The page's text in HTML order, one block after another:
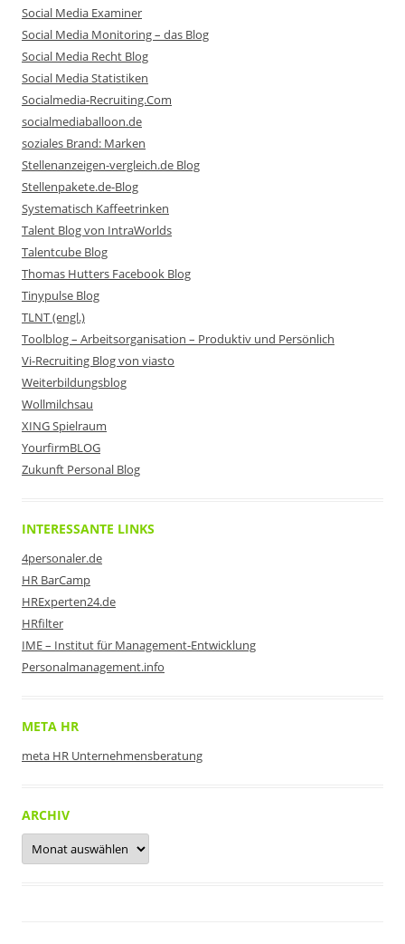
Social Media Examiner
Social Media Monitoring – das Blog
Social Media Recht Blog
Social Media Statistiken
Socialmedia-Recruiting.Com
socialmediaballoon.de
soziales Brand: Marken
Stellenanzeigen-vergleich.de Blog
Stellenpakete.de-Blog
Systematisch Kaffeetrinken
Talent Blog von IntraWorlds
Talentcube Blog
Thomas Hutters Facebook Blog
Tinypulse Blog
TLNT (engl.)
Toolblog – Arbeitsorganisation – Produktiv und Persönlich
Vi-Recruiting Blog von viasto
Weiterbildungsblog
Wollmilchsau
XING Spielraum
YourfirmBLOG
Zukunft Personal Blog
INTERESSANTE LINKS
4personaler.de
HR BarCamp
HRExperten24.de
HRfilter
IME – Institut für Management-Entwicklung
Personalmanagement.info
META HR
meta HR Unternehmensberatung
ARCHIV
Archiv